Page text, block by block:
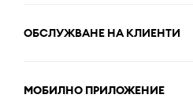
ОБСЛУЖВАНЕ НА КЛИЕНТИ
МОБИЛНО ПРИЛОЖЕНИЕ